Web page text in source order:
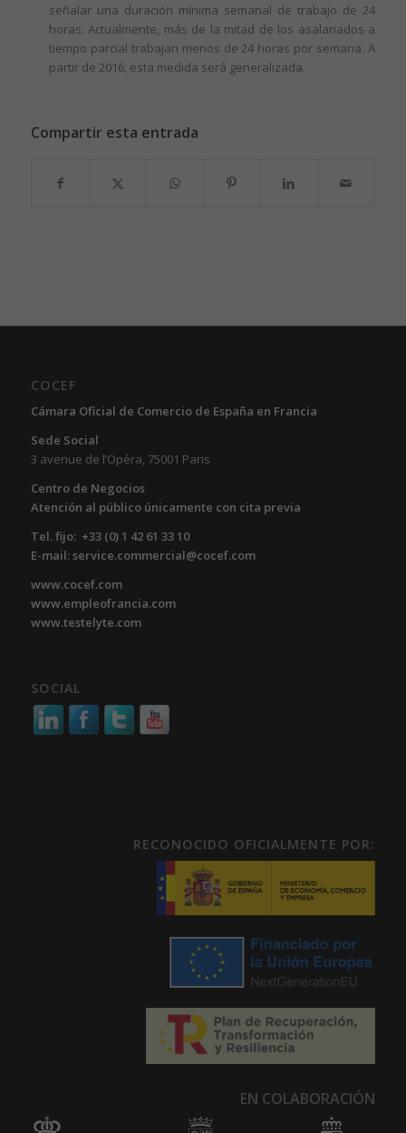
señalar una duración mínima semanal de trabajo de 24
horas. Actualmente, más de la mitad de los asalariados a
tiempo parcial trabajan menos de 24 horas por semana. A
partir de 2016, esta medida será generalizada.
Compartir esta entrada
COCEF
Cámara Oficial de Comercio de España en Francia
Sede Social
3 avenue de l’Opéra, 75001 Paris
Centro de Negocios
Atención al público únicamente con cita previa
Tel. fijo: +33 (0) 1 42 61 33 10
E-mail: service.commercial@cocef.com
www.cocef.com
www.empleofrancia.com
www.testelyte.com
SOCIAL
RECONOCIDO OFICIALMENTE POR:
EN COLABORACIÓN